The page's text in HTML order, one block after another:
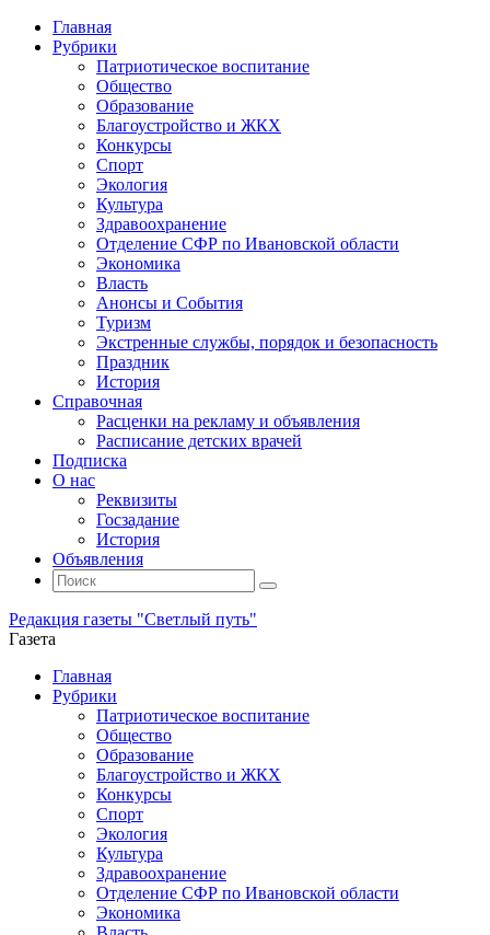
Главная
Рубрики
Патриотическое воспитание
Общество
Образование
Благоустройство и ЖКХ
Конкурсы
Спорт
Экология
Культура
Здравоохранение
Отделение СФР по Ивановской области
Экономика
Власть
Анонсы и События
Туризм
Экстренные службы, порядок и безопасность
Праздник
История
Справочная
Расценки на рекламу и объявления
Расписание детских врачей
Подписка
О нас
Реквизиты
Госзадание
История
Объявления
Поиск
Искать:
Поиск
Редакция газеты "Светлый путь"
Газета
Промотать
содержимому
Главная
Рубрики
Патриотическое воспитание
Общество
Образование
Благоустройство и ЖКХ
Конкурсы
Спорт
Экология
Культура
Здравоохранение
Отделение СФР по Ивановской области
Экономика